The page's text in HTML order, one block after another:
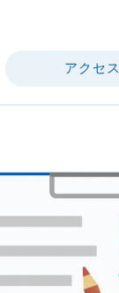
アクセス